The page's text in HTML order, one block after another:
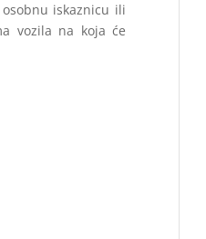
iskaznicu ili
vozila na koja će